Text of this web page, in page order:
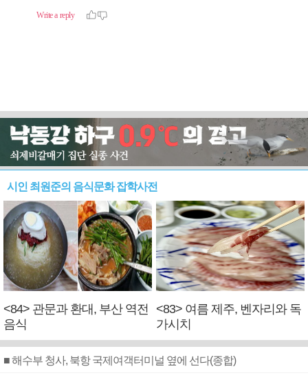
시인 최원준의 음식문화 잡학사전
<84> 관문과 환대, 부산 역전
음식
<83> 여름 제주, 벤자리와 독
가시치
■ 해수부 청사, 북항 국제여객터미널 옆에 선다(종합)